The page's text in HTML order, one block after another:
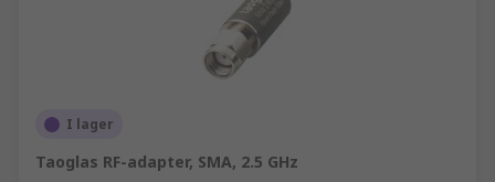
I lager
Taoglas RF-adapter, SMA, 2.5 GHz